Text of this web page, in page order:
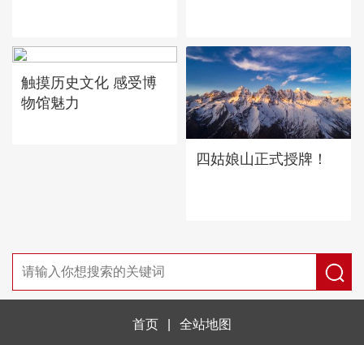
触摸历史文化 感受博
物馆魅力
四姑娘山正式授牌！
首页 全站地图